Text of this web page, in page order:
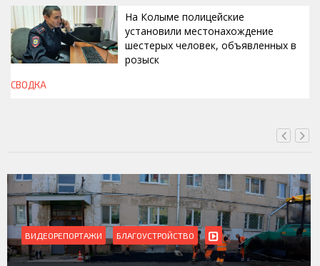
СЕГОДНЯ, 13:00
На Колыме полицейские
установили местонахождение
шестерых человек, объявленных в
розыск
СВОДКА
ВИДЕОРЕПОРТАЖИ БЛАГОУСТРОЙСТВО